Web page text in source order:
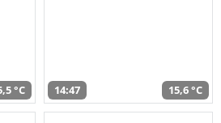
°C 14:47 15,6 °C